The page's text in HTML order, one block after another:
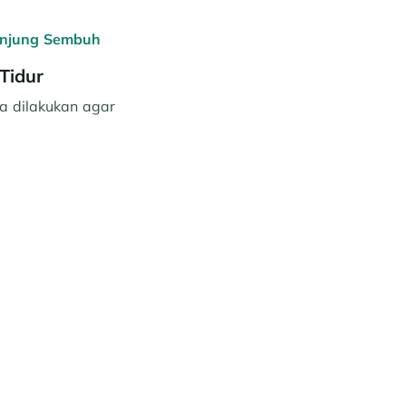
Sembuh
dilakukan agar